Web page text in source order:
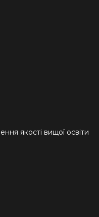
якості вищої освіти